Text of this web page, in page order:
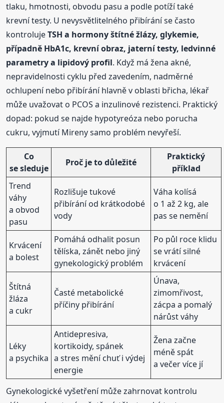
tlaku, hmotnosti, obvodu pasu a podle potíží také
krevní testy. U nevysvětlitelného přibírání se často
kontrolujeTSH a hormony štítné žlázy, glykemie,
případně HbA1c, krevní obraz, jaterní testy, ledvinné
parametry a lipidový profil. Když má žena akné,
nepravidelnosti cyklu před zavedením, nadměrné
ochlupení nebo přibírání hlavně v oblasti břicha, lékař
může uvažovat o PCOS a inzulinové rezistenci. Praktický
dopad: pokud se najde hypotyreóza nebo porucha
cukru, vyjmutí Mireny samo problém nevyřeší.
Co
se sleduje
Proč je to důležité
Praktický
příklad
Trend
váhy
a obvod
pasu
Rozlišuje tukové
přibírání od krátkodobé
vody
Váha kolísá
o 1 až 2 kg, ale
pas se nemění
Krvácení
a bolest
Pomáhá odhalit posun
tělíska, zánět nebo jiný
gynekologický problém
Po půl roce klidu
se vrátí silné
krvácení
Štítná
žláza
a cukr
Časté metabolické
příčiny přibírání
Únava,
zimomřivost,
zácpa a pomalý
nárůst váhy
Léky
a psychika
Antidepresiva,
kortikoidy, spánek
a stres mění chuť i výdej
energie
Žena začne
méně spát
a večer více jí
Gynekologické vyšetření může zahrnovat kontrolu